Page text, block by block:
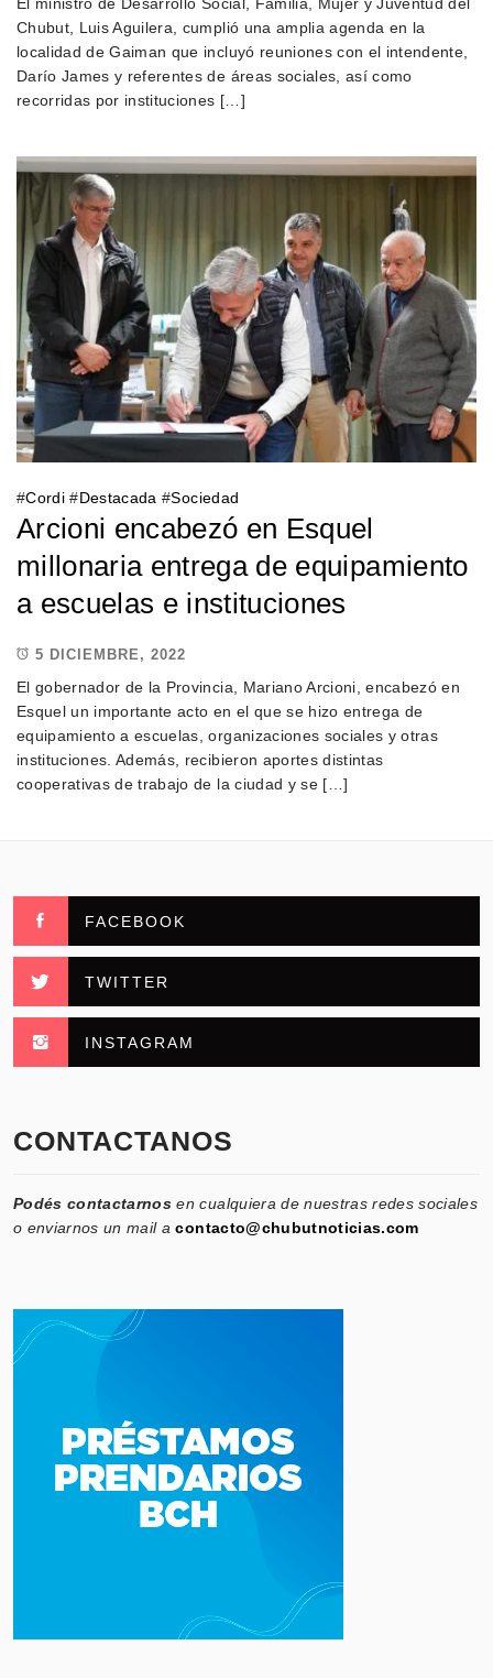
Chubut, Luis Aguilera, cumplió una amplia agenda en la
localidad de Gaiman que incluyó reuniones con el intendente,
Darío James y referentes de áreas sociales, así como
recorridas por instituciones […]
#Cordi #Destacada #Sociedad
Arcioni encabezó en Esquel
millonaria entrega de equipamiento
a escuelas e instituciones
5 DICIEMBRE, 2022
El gobernador de la Provincia, Mariano Arcioni, encabezó en
Esquel un importante acto en el que se hizo entrega de
equipamiento a escuelas, organizaciones sociales y otras
instituciones. Además, recibieron aportes distintas
cooperativas de trabajo de la ciudad y se […]
FACEBOOK
TWITTER
INSTAGRAM
CONTACTANOS
Podés contactarnos en cualquiera de nuestras redes sociales
o enviarnos un mail acontacto@chubutnoticias.com